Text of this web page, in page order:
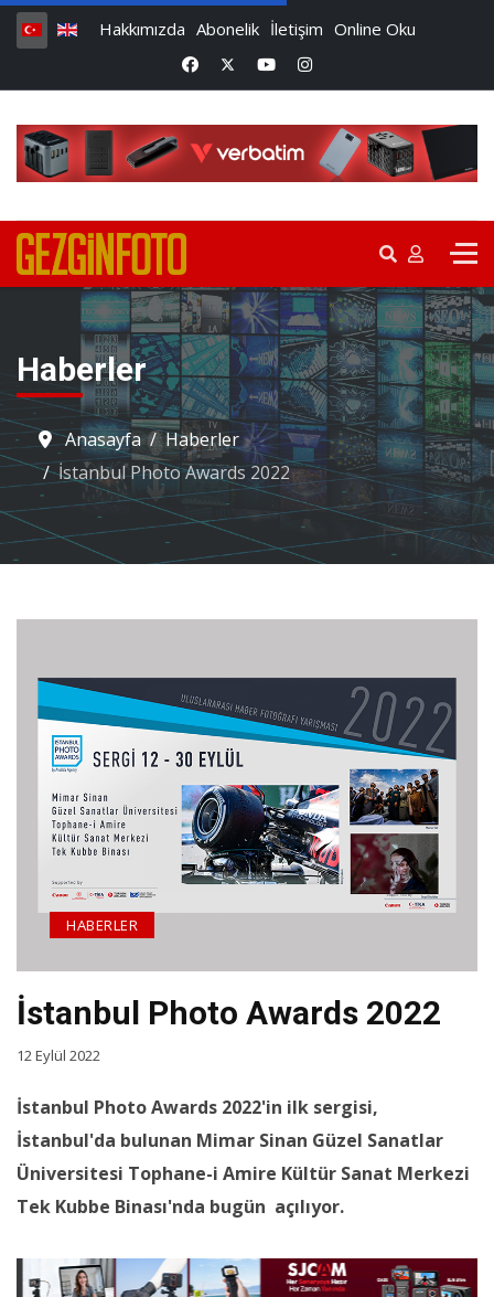
Hakkımızda Abonelik İletişim Online Oku
Haberler
Anasayfa
Haberler
İstanbul Photo Awards 2022
İstanbul Photo Awards 2022
HABERLER
12 Eylül 2022
İstanbul Photo Awards 2022'in ilk sergisi,
İstanbul'da bulunan Mimar Sinan Güzel Sanatlar
Üniversitesi Tophane-i Amire Kültür Sanat Merkezi
Tek Kubbe Binası'nda bugün açılıyor.